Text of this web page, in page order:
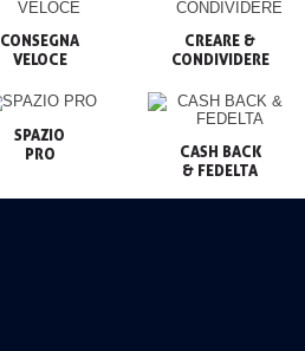
CONSEGNA
VELOCE
CREARE &
CONDIVIDERE
SPAZIO
PRO
CASH BACK
& FEDELTA